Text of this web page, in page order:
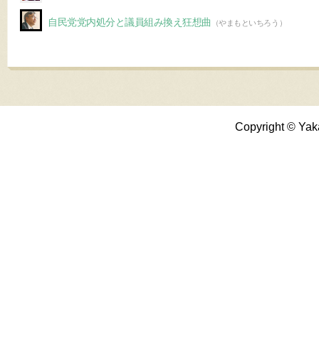
自民党党内処分と議員組み換え狂想曲 （やまもといちろう）
Copyright ©